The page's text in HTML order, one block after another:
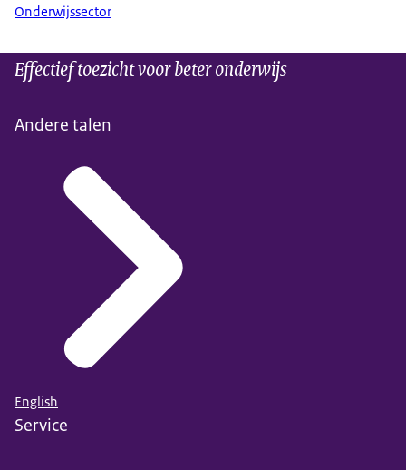
Onderwijssector
Effectief toezicht voor beter onderwijs
Andere talen
English
Service